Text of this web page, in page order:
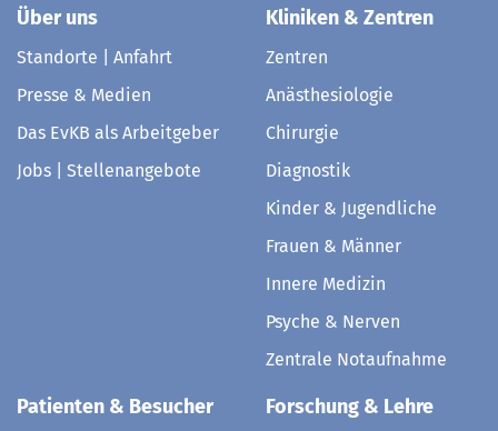
Über uns
Standorte | Anfahrt
Presse & Medien
Das EvKB als Arbeitgeber
Jobs | Stellenangebote
Kliniken & Zentren
Zentren
Anästhesiologie
Chirurgie
Diagnostik
Kinder & Jugendliche
Frauen & Männer
Innere Medizin
Psyche & Nerven
Zentrale Notaufnahme
Patienten & Besucher Forschung & Lehre